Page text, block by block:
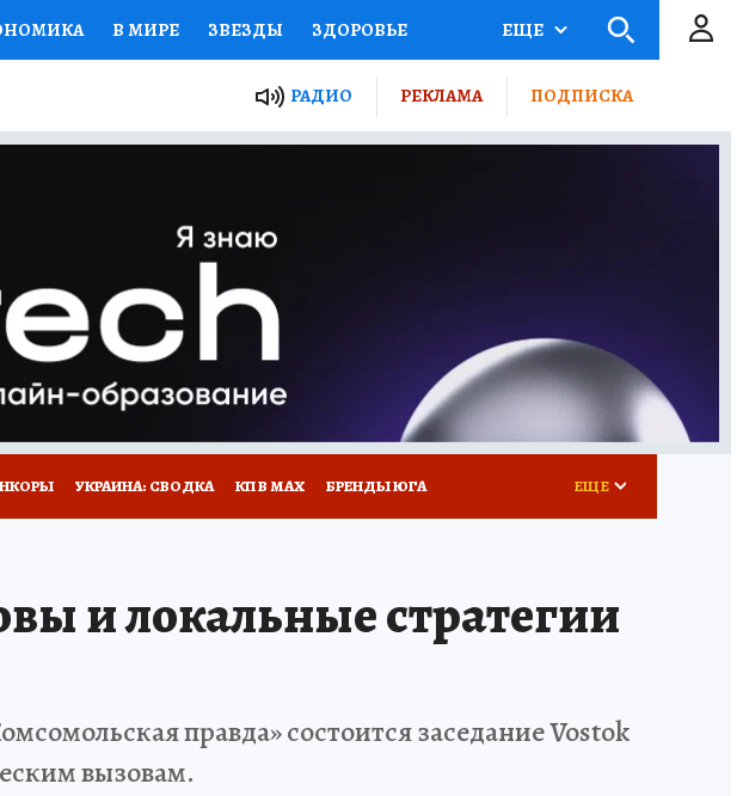
В МИРЕ ЗВЕЗДЫ ЗДОРОВЬЕ
ПРОЕКТЫ РОССИИ
ЖЕНСКИЕ СЕКРЕТЫ ПУТЕВОДИТЕЛЬ
ГИД ПОТРЕБИТЕЛЯ
ЕЩЕ
РАДИО РЕКЛАМА ПОДПИСКА
УКРАИНА: СВОДКА КП В МАХ БРЕНДЫ ЮГА ЕЩЕ
и локальные стратегии
правда» состоится заседание Vostok
вызовам.